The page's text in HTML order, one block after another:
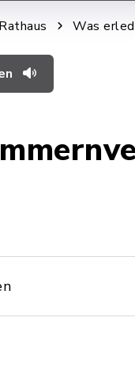
Rathaus Was